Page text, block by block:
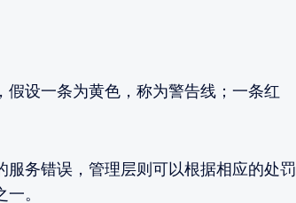
假设一条为黄色，称为警告线；一条红
服务错误，管理层则可以根据相应的处罚
。